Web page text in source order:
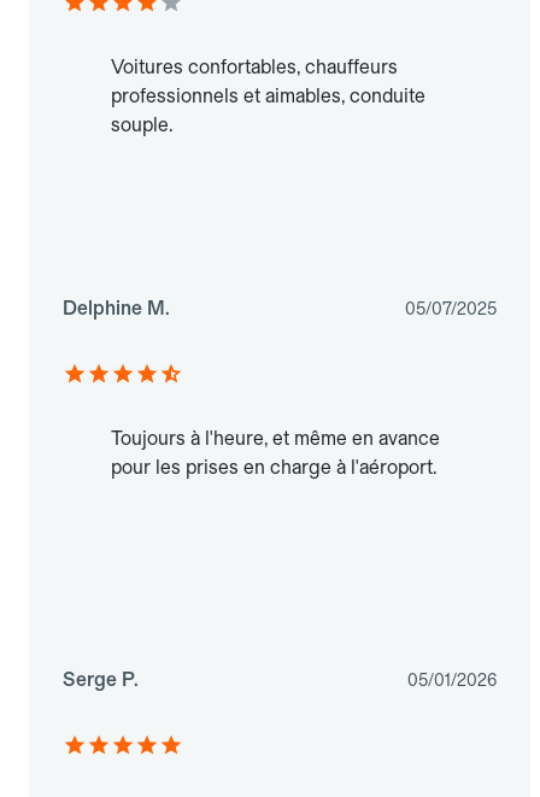
Voitures confortables, chauffeurs
professionnels et aimables, conduite
souple.
Delphine M. 05/07/2025
Toujours à l'heure, et même en avance
pour les prises en charge à l'aéroport.
Serge P. 05/01/2026